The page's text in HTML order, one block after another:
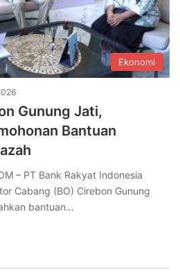
Ekonomi
Gunung Jati,
Bantuan
– PT Bank Rakyat Indonesia
Cabang (BO) Cirebon Gunung
bantuan…